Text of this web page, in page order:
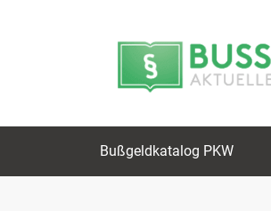
Bußgeldkatalog PKW